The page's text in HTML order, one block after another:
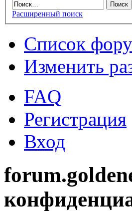
Расширенный поиск
Список
Изменить
FAQ
Регистрация
Вход